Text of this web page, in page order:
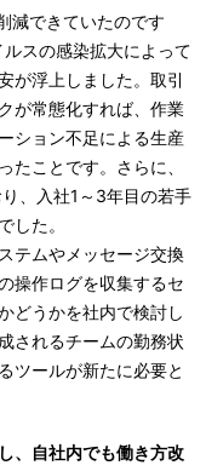
減できていたのです
スの感染拡大によって
が浮上しました。取引
が常態化すれば、作業
ション不足による生産
たことです。さらに、
、入社1～3年目の若手
した。
テムやメッセージ交換
操作ログを収集するセ
どうかを社内で検討し
されるチームの勤務状
ツールが新たに必要と
、自社内でも働き方改